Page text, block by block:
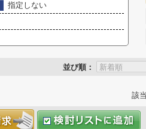
指定しない
並び順：
該